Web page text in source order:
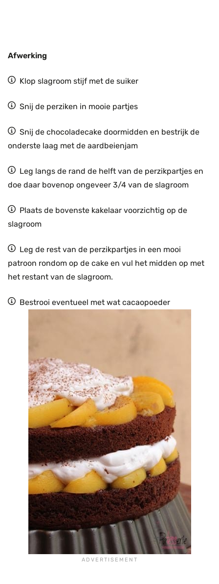
Afwerking
Klop slagroom stijf met de suiker
Snij de perziken in mooie partjes
Snij de chocoladecake doormidden en bestrijk de
onderste laag met de aardbeienjam
Leg langs de rand de helft van de perzikpartjes en
doe daar bovenop ongeveer 3/4 van de slagroom
Plaats de bovenste kakelaar voorzichtig op de
slagroom
Leg de rest van de perzikpartjes in een mooi
patroon rondom op de cake en vul het midden op met
het restant van de slagroom.
Bestrooi eventueel met wat cacaopoeder